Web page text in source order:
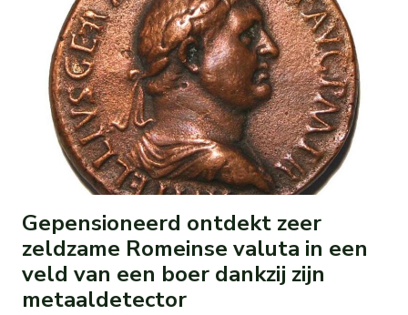
Gepensioneerd ontdekt zeer
zeldzame Romeinse valuta in een
veld van een boer dankzij zijn
metaaldetector